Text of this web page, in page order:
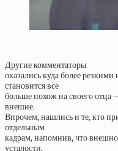
Другие комментаторы
оказались куда более
становится все
больше похож на своего отца
внешне.
Впрочем, нашлись и те, кто
отдельным
кадрам, напомнив, что
усталости,